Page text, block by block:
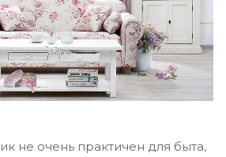
не очень практичен для быта,